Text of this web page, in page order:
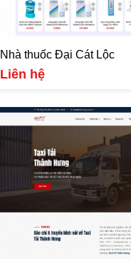
Nhà thuốc Đại Cát Lộc
Liên hệ